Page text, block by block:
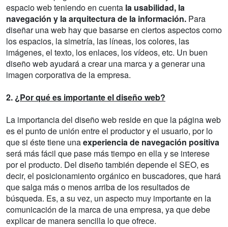
espacio web teniendo en cuenta la usabilidad, la
navegación y la arquitectura de la información. Para
diseñar una web hay que basarse en ciertos aspectos como
los espacios, la simetría, las líneas, los colores, las
imágenes, el texto, los enlaces, los vídeos, etc. Un buen
diseño web ayudará a crear una marca y a generar una
imagen corporativa de la empresa.
2. ¿Por qué es importante el diseño web?
La importancia del diseño web reside en que la página web
es el punto de unión entre el productor y el usuario, por lo
que si éste tiene unaexperiencia de navegación positiva
será más fácil que pase más tiempo en ella y se interese
por el producto. Del diseño también depende el SEO, es
decir, el posicionamiento orgánico en buscadores, que hará
que salga más o menos arriba de los resultados de
búsqueda. Es, a su vez, un aspecto muy importante en la
comunicación de la marca de una empresa, ya que debe
explicar de manera sencilla lo que ofrece.